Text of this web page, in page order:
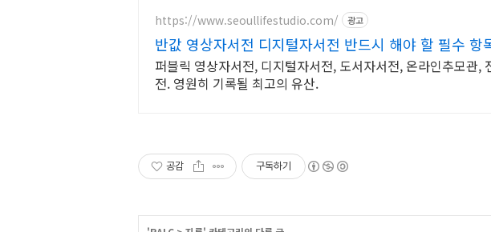
https://www.seoullifestudio.com/ 광고
반값 영상자서전 디지털자서전 반드시 해야 할 필수 항
퍼블릭 영상자서전, 디지털자서전, 도서자서전, 온라인추모관
전. 영원히 기록될 최고의 유산.
공감 구독하기